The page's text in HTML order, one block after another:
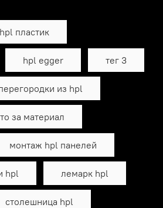
пластик
hpl egger тег 3
из hpl
за материал
монтаж hpl панелей
hpl лемарк hpl
столешница hpl